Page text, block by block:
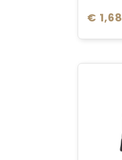
€ 1,68